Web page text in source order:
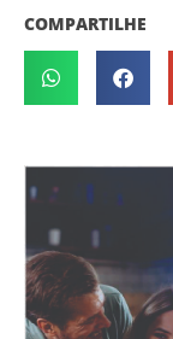
COMPARTILHE